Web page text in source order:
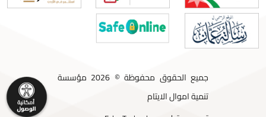
جميع الحقوق محفوظة © 2026 مؤسسة
تنمية اموال الايتام